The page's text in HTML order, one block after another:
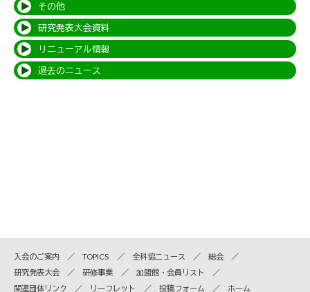
その他
研究発表大会資料
リニューアル情報
過去のニュース
入会のご案内 TOPICS 全科協ニュース
総会
研究発表大会
研修事業
加盟館・会員リスト
関連団体リンク
リーフレット 投稿フォーム ホーム